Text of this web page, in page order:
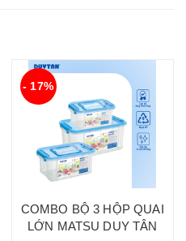
- 17%
COMBO BỘ 3 HỘP QUAI
LỚN MATSU DUY TÂN